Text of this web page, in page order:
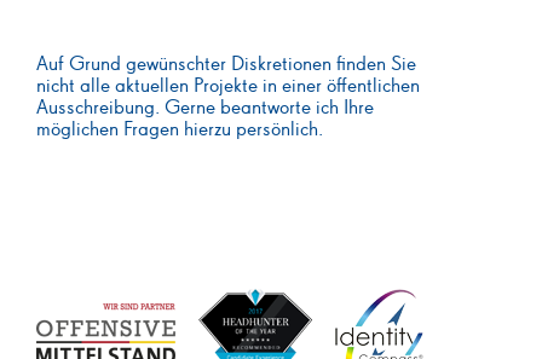
Auf Grund gewünschter Diskretionen finden Sie
nicht alle aktuellen Projekte in einer öffentlichen
Ausschreibung. Gerne beantworte ich Ihre
möglichen Fragen hierzu persönlich.